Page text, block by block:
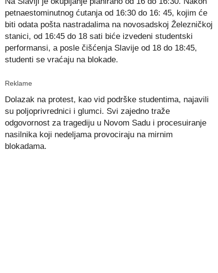
petnaestominutnog ćutanja od 16:30 do 16: 45, kojim će
biti odata pošta nastradalima na novosadskoj Železničkoj
stanici, od 16:45 do 18 sati biće izvedeni studentski
performansi, a posle čišćenja Slavije od 18 do 18:45,
studenti se vraćaju na blokade.
Reklame
Dolazak na protest, kao vid podrške studentima, najavili
su poljoprivrednici i glumci. Svi zajedno traže
odgovornost za tragediju u Novom Sadu i procesuiranje
nasilnika koji nedeljama provociraju na mirnim
blokadama.